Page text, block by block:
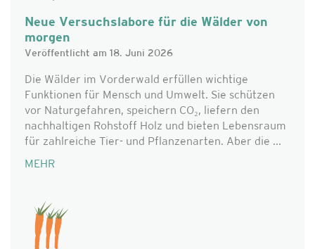
Neue Versuchslabore für die Wälder von
morgen
Veröffentlicht am 18. Juni 2026
Die Wälder im Vorderwald erfüllen wichtige
Funktionen für Mensch und Umwelt. Sie schützen
vor Naturgefahren, speichern CO₂, liefern den
nachhaltigen Rohstoff Holz und bieten Lebensraum
für zahlreiche Tier- und Pflanzenarten. Aber die ...
MEHR